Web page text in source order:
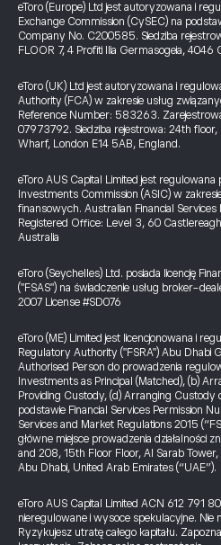
eToro (Europe) Ltd jest autoryzowana i
Exchange Commission (CySEC) na
Company No. C200585. Siedziba
FLOOR 7, 4 Profiti Ilia Germasogeia, 4046
eToro (UK) Ltd jest autoryzowana i
Authority (FCA) w zakresie usług
Reference Number: 583263.
07973792. Siedziba rejestrowa: 24th
Wharf, London E14 5AB, England.
eToro AUS Capital Limited jest
Investments Commission (ASIC) w
finansowych. Australian Financial
Registered Office: Level 3, 60
Australia
eToro (Seychelles) Ltd. posiada licencję
("FSAS") na świadczenie usług broker-
2007 License #SD076
eToro (ME) Limited jest licencjonowana i
Regulatory Authority ("FSRA") Abu Dhabi
Authorised Person do prowadzenia
Investments as Principal (Matched), (b)
Providing Custody, (d) Arranging Custody
podstawie Financial Services Permission
Services and Market Regulations 2015
główne miejsce prowadzenia działalności
and 208, 15th Floor Floor, Al Sarab
Abu Dhabi, United Arab Emirates (“UAE”).
eToro AUS Capital Limited ACN 612 791
nieregulowane i wysoce spekulacyjne.
Ryzykujesz utratę całego kapitału.